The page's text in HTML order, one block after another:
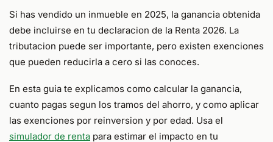
Si has vendido un inmueble en 2025, la ganancia obtenida
debe incluirse en tu declaracion de la Renta 2026. La
tributacion puede ser importante, pero existen exenciones
que pueden reducirla a cero si las conoces.
En esta guia te explicamos como calcular la ganancia,
cuanto pagas segun los tramos del ahorro, y como aplicar
las exenciones por reinversion y por edad. Usa el
simulador de renta para estimar el impacto en tu